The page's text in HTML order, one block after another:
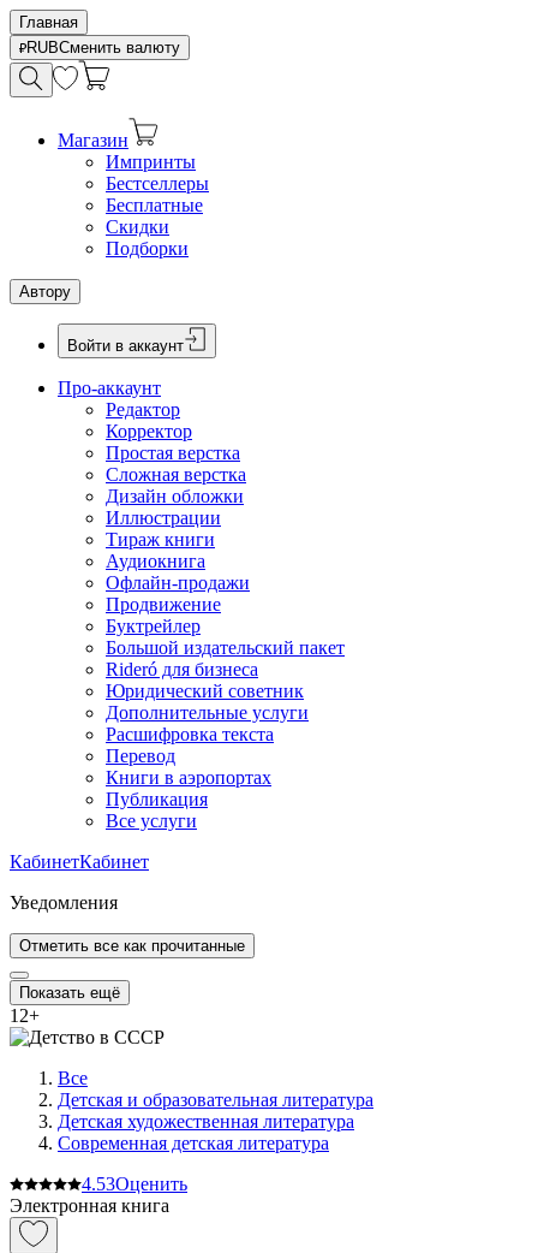
Главная
RUBСменить валюту
Магазин
Импринты
Бестселлеры
Бесплатные
Скидки
Подборки
Автору
Войти в аккаунт
Про-аккаунт
Редактор
Корректор
Простая верстка
Сложная верстка
Дизайн обложки
Иллюстрации
Тираж книги
Аудиокнига
Офлайн-продажи
Продвижение
Буктрейлер
Большой издательский пакет
Rideró для бизнеса
Юридический советник
Дополнительные услуги
Расшифровка текста
Перевод
Книги в аэропортах
Публикация
Все услуги
КабинетКабинет
Уведомления
Отметить все как прочитанные
Показать ещё
12+
Все
Детская и образовательная литература
Детская художественная литература
Современная детская литература
4.53Оценить
Электронная книга